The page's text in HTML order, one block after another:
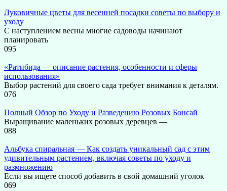
Луковичные цветы для весенней посадки советы по выбору и
уходу
С наступлением весны многие садоводы начинают
планировать
095
«Ратибида — описание растения, особенности и сферы
использования»
Выбор растений для своего сада требует внимания к деталям.
076
Полный Обзор по Уходу и Разведению Розовых Бонсай
Выращивание маленьких розовых деревцев —
088
Альбука спиральная — Как создать уникальный сад с этим
удивительным растением, включая советы по уходу и
размножению
Если вы ищете способ добавить в свой домашний уголок
069